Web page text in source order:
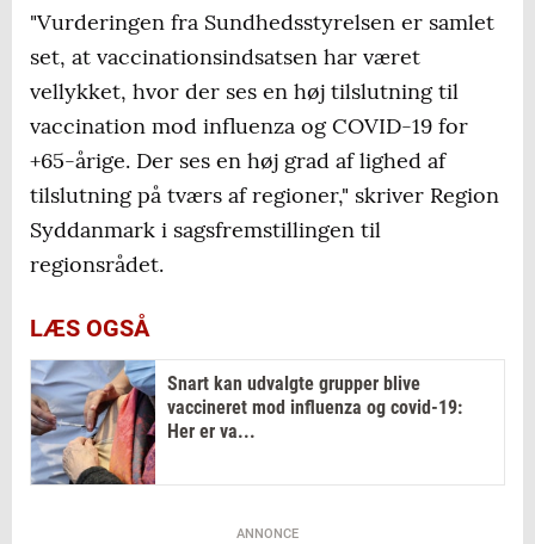
Varde: 69,7 / 72,1
Vejen: 68,5 / 71,3
Vejle: 73,6 / 76,2
Aabenraa: 66,2 / 69,3
Plejehjemsbeboere
Corona/influenza
Billund: 82,1 / 82,7
Esbjerg: 80,0 / 82,7
Fanø: 81,8 / 78,8
Fredericia: 83,6 / 83,6
"Vurderingen fra Sundhedsstyrelsen er samlet
set, at vaccinationsindsatsen har været
vellykket, hvor der ses en høj tilslutning til
vaccination mod influenza og COVID-19 for
+65-årige. Der ses en høj grad af lighed af
tilslutning på tværs af regioner," skriver Region
Syddanmark i sagsfremstillingen til
regionsrådet.
LÆS OGSÅ
Snart kan udvalgte grupper blive
vaccineret mod influenza og covid-19:
Her er va...
ANNONCE